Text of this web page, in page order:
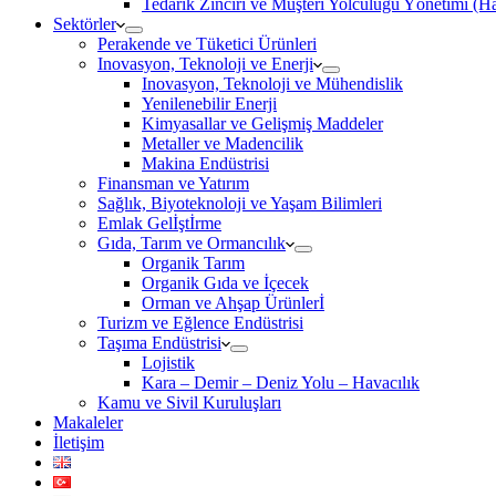
Tedarik Zinciri ve Müşteri Yolculuğu Yönetimi
Sektörler
Perakende ve Tüketici Ürünleri
Inovasyon, Teknoloji ve Enerji
Inovasyon, Teknoloji ve Mühendislik
Yenilenebilir Enerji
Kimyasallar ve Gelişmiş Maddeler
Metaller ve Madencilik
Makina Endüstrisi
Finansman ve Yatırım
Sağlık, Biyoteknoloji ve Yaşam Bilimleri
Emlak Gelİştİrme
Gıda, Tarım ve Ormancılık
Organik Tarım
Organik Gıda ve İçecek
Orman ve Ahşap Ürünlerİ
Turizm ve Eğlence Endüstrisi
Taşıma Endüstrisi
Lojistik
Kara – Demir – Deniz Yolu – Havacılık
Kamu ve Sivil Kuruluşları
Makaleler
İletişim